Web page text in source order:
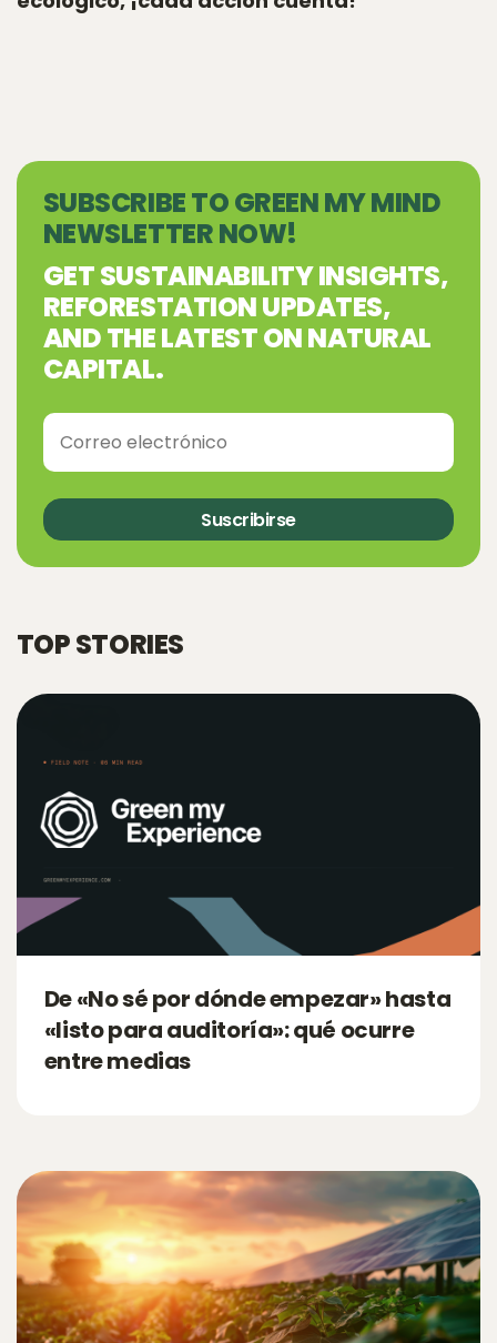
SUBSCRIBE TO GREEN MY MIND
NEWSLETTER NOW!
GET SUSTAINABILITY INSIGHTS,
REFORESTATION UPDATES,
AND THE LATEST ON NATURAL
CAPITAL.
Suscribirse
TOP STORIES
De «No sé por dónde empezar» hasta
«listo para auditoría»: qué ocurre
entre medias